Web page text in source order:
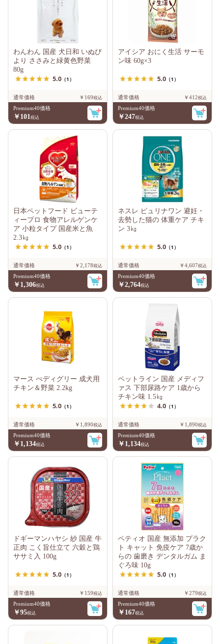
わんわん 国産 犬日和 いぬび
より ささみと緑黄色野菜
80g
5.0 （1）
通常価格
￥169
Premium40価格
￥101
アイシア おにく生活 サーモ
ン味 60g×3
5.0 （1）
通常価格
￥412
Premium40価格
￥247
日本ペットフード ビューテ
ィープロ 食物アレルゲンケ
ア 小粒タイプ 国産米と魚
2.3㎏
5.0 （1）
通常価格
￥2,178
Premium40価格
￥1,306
ネスレ ピュリナワン 避妊・
去勢した猫の 体重ケア チキ
ン 3㎏
5.0 （1）
通常価格
￥4,607
Premium40価格
￥2,764
マース ぺディグリー 成犬用
チキン＆野菜 2.2kg
5.0 （1）
通常価格
￥1,890
Premium40価格
￥1,134
ペットライン 国産 メディフ
ァス 下部尿路ケア 1歳から
チキン味 1.5㎏
4.0 （1）
通常価格
￥1,890
Premium40価格
￥1,134
ドギーマンハヤシ 紗 国産 牛
正肉 こく旨仕立て 六穀と鶏
ササミ入 100g
5.0 （1）
通常価格
￥159
Premium40価格
￥95
ペティオ 国産 無添加 プラク
ト キャット 免疫ケア 7歳か
らの 歯磨き デンタルガム ま
ぐろ味 10g
5.0 （1）
通常価格
￥279
Premium40価格
￥167